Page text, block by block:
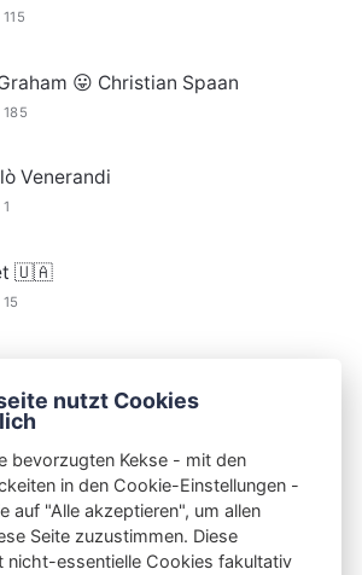
😛 Christian Spaan
185
Venerandi
🇺🇦
haben wir hier nicht.
nutzt Cookies
bevorzugten Kekse - mit den
in den Cookie-Einstellungen -
auf "Alle akzeptieren", um allen
Seite zuzustimmen. Diese
nicht-essentielle Cookies fakultativ